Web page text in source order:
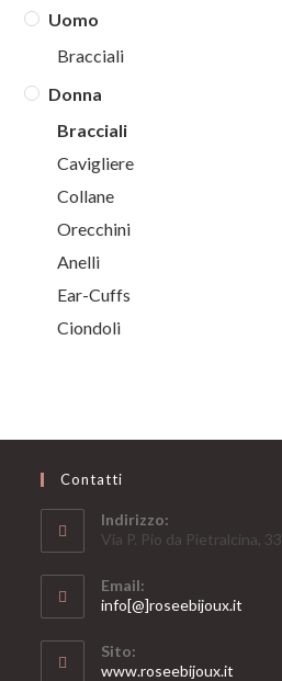
Uomo
Bracciali
Donna
Bracciali
Cavigliere
Collane
Orecchini
Anelli
Ear-Cuffs
Ciondoli
Contatti
Indirizzo:
Via P. Pio da Pietralcina, 33
Email:
info[@]roseebijoux.it
Sito:
www.roseebijoux.it